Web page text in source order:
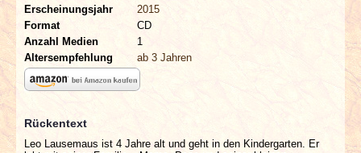
Erscheinungsjahr
2015
Format
CD
Anzahl Medien
1
Altersempfehlung
ab 3 Jahren
Rückentext
Leo Lausemaus ist 4 Jahre alt und geht in den Kindergarten. Er